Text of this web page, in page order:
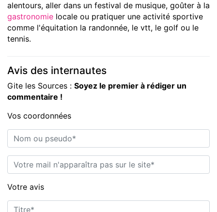
alentours, aller dans un festival de musique, goûter à la
gastronomie locale ou pratiquer une activité sportive
comme l'équitation la randonnée, le vtt, le golf ou le
tennis.
Avis des internautes
Gite les Sources : Soyez le premier à rédiger un
commentaire !
Vos coordonnées
Nom ou pseudo*
E-mail*
Votre avis
Titre*